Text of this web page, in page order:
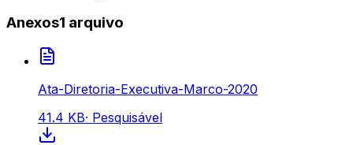
Anexos1 arquivo
Ata-Diretoria-Executiva-Marco-2020
41.4 KB· Pesquisável